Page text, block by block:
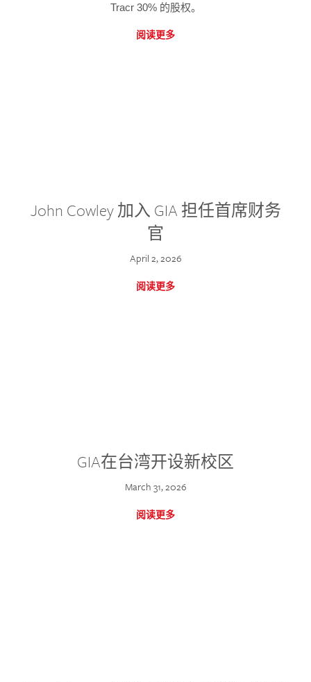
Tracr 30% 的股权。
阅读更多
John Cowley 加入 GIA 担任首席财务
官
April 2, 2026
阅读更多
GIA在台湾开设新校区
March 31, 2026
阅读更多